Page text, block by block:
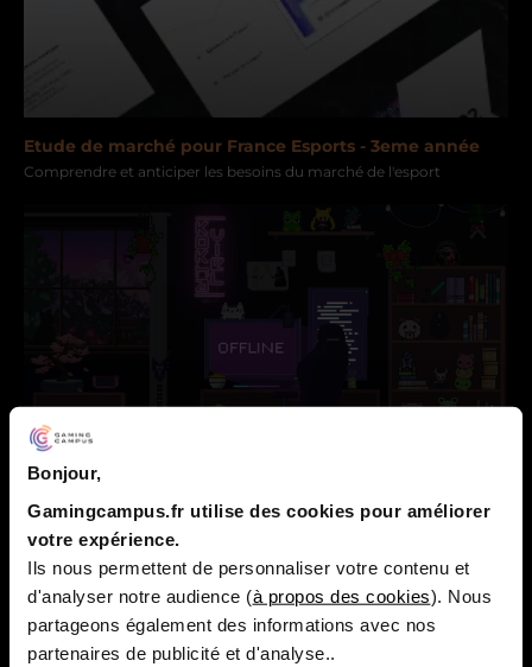
Bonjour,
Gamingcampus.fr utilise des cookies pour améliorer
votre expérience.
Ils nous permettent de personnaliser votre contenu et
d'analyser notre audience (à propos des cookies). Nous
partageons également des informations avec nos
partenaires de publicité et d'analyse..
Etude de marché pour France Esports - 3eme année
Comprendre et anticiper les besoins du marché de l'esport
Réalisation d’écrans animés pour le streaming